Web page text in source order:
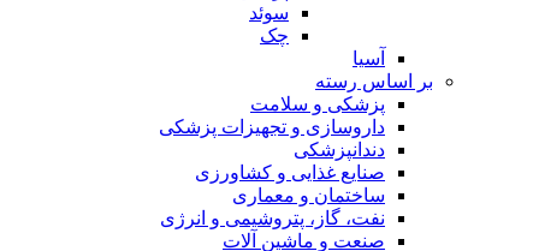
بر اساس رسته
پزشکی و سلامت
داروسازی و تجهیزات پزشکی
دندانپزشکی
صنایع غذایی و کشاورزی
ساختمان و معماری
نفت، گاز، پتروشیمی و انرژی
صنعت و ماشین آلات